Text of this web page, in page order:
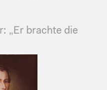
„Er brachte die